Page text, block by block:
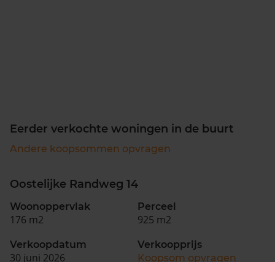
Eerder verkochte woningen in de buurt
Andere koopsommen opvragen
Oostelijke Randweg 14
Woonoppervlak
176 m2
Perceel
925 m2
Verkoopdatum
30 juni 2026
Verkoopprijs
Koopsom opvragen